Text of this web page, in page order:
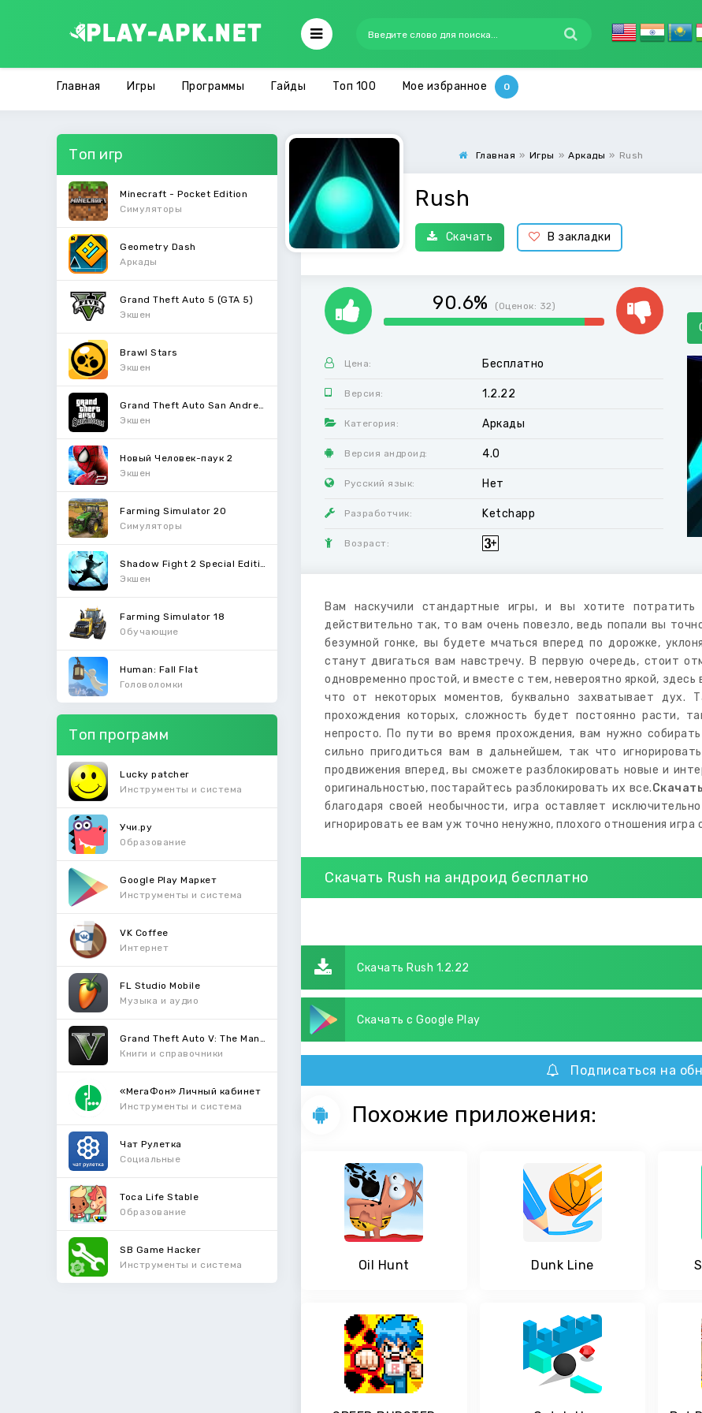
Главная Игры Программы Гайды Топ 100 Мое избранное
Топ игр
Minecraft - Pocket Edition
Симуляторы
Geometry Dash
Аркады
Grand Theft Auto 5 (GTA 5)
Экшен
Brawl Stars
Экшен
Экшен
Новый Человек-паук 2
Экшен
Farming Simulator 20
Симуляторы
Экшен
Farming Simulator 18
Обучающие
Human: Fall Flat
Головоломки
Топ программ
Lucky patcher
Инструменты и система
Учи.ру
Образование
Google Play Маркет
Инструменты и система
VK Coffee
Интернет
FL Studio Mobile
Музыка и аудио
Книги и справочники
«МегаФон» Личный кабинет
Инструменты и система
Чат Рулетка
Социальные
Toca Life Stable
Образование
SB Game Hacker
Инструменты и система
Главная » Игры » Аркады » Rush
Rush
Скачать В закладки
90.6% (Оценок: 32)
Цена: Бесплатно
Версия: 1.2.22
Категория: Аркады
Версия андроид: 4.0
Русский язык: Нет
Разработчик: Ketchapp
Возраст:
Вам наскучили стандартные игры, и вы хотите
действительно так, то вам очень повезло, ведь попали вы
безумной гонке, вы будете мчаться вперед по дорожке,
станут двигаться вам навстречу. В первую очередь, стоит
одновременно простой, и вместе с тем, невероятно яркой,
что от некоторых моментов, буквально захватывает дух.
прохождения которых, сложность будет постоянно расти,
непросто. По пути во время прохождения, вам нужно
сильно пригодиться вам в дальнейшем, так что
продвижения вперед, вы сможете разблокировать новые и
оригинальностью, постарайтесь разблокировать их все.
благодаря своей необычности, игра оставляет
игнорировать ее вам уж точно ненужно, плохого отношения игра
Скачать Rush на андроид бесплатно
Скачать Rush 1.2.22
Скачать с Google Play
Подписаться на
Похожие приложения:
Oil Hunt Dunk Line